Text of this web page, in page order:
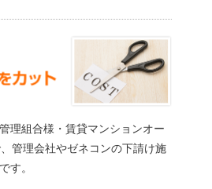
理組合様・賃貸マンションオー
管理会社やゼネコンの下請け施
す。